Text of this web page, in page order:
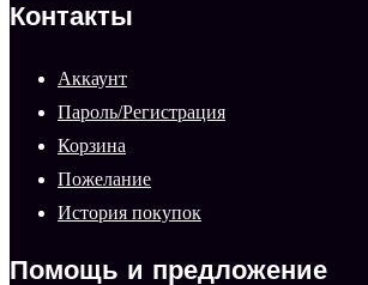
Контакты
Аккаунт
Пароль/Регистрация
Корзина
Пожелание
История покупок
Помощь и предложение